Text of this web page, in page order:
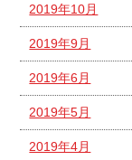
2019年10月
2019年9月
2019年6月
2019年5月
2019年4月